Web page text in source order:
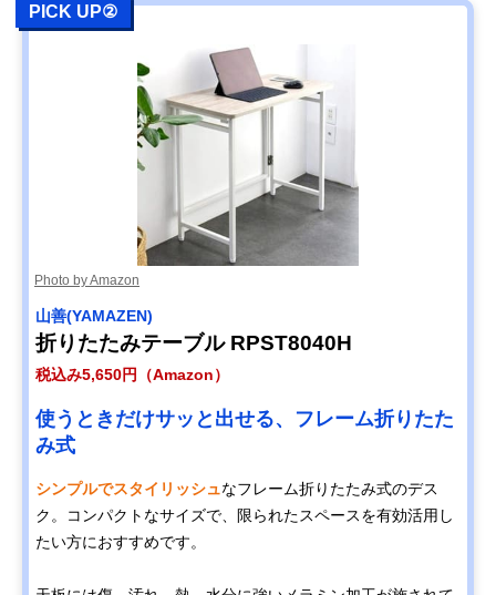
PICK UP②
Photo by Amazon
山善(YAMAZEN)
折りたたみテーブル RPST8040H
税込み5,650円（Amazon）
使うときだけサッと出せる、フレーム折りたた
み式
シンプルでスタイリッシュなフレーム折りたたみ式のデス
ク。コンパクトなサイズで、限られたスペースを有効活用し
たい方におすすめです。